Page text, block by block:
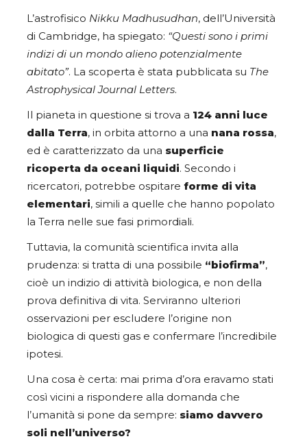
L’astrofisico Nikku Madhusudhan, dell’Università
di Cambridge, ha spiegato: “Questi sono i primi
indizi di un mondo alieno potenzialmente
abitato”. La scoperta è stata pubblicata su The
Astrophysical Journal Letters.
Il pianeta in questione si trova a 124 anni luce
dalla Terra, in orbita attorno a una nana rossa,
ed è caratterizzato da una superficie
ricoperta da oceani liquidi. Secondo i
ricercatori, potrebbe ospitare forme di vita
elementari, simili a quelle che hanno popolato
la Terra nelle sue fasi primordiali.
Tuttavia, la comunità scientifica invita alla
prudenza: si tratta di una possibile “biofirma”,
cioè un indizio di attività biologica, e non della
prova definitiva di vita. Serviranno ulteriori
osservazioni per escludere l’origine non
biologica di questi gas e confermare l’incredibile
ipotesi.
Una cosa è certa: mai prima d’ora eravamo stati
così vicini a rispondere alla domanda che
l’umanità si pone da sempre: siamo davvero
soli nell’universo?